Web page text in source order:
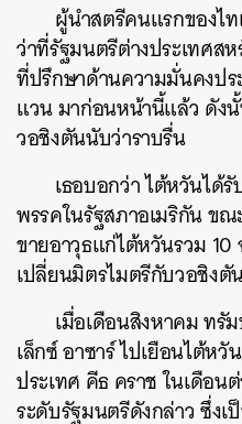
ผู้นำสตรีคนแรกของไ
ว่าที่รัฐมนตรีต่างประเทศส
ที่ปรึกษาด้านความมั่นคงปร
แวน มาก่อนหน้านี้แล้ว ดัง
วอชิงตันนับว่าราบรื่น
เธอบอกว่า ไต้หวันได้
พรรคในรัฐสภาอเมริกัน ข
ขายอาวุธแก่ไต้หวันรวม
เปลี่ยนมิตรไมตรีกับวอชิงตั
เมื่อเดือนสิงหาคม ทรั
เล็กซ์ อาซาร์ ไปเยือนไต้ห
ประเทศ คีธ คราช ในเดือน
ระดับรัฐมนตรีดังกล่าว ซึ่งเ